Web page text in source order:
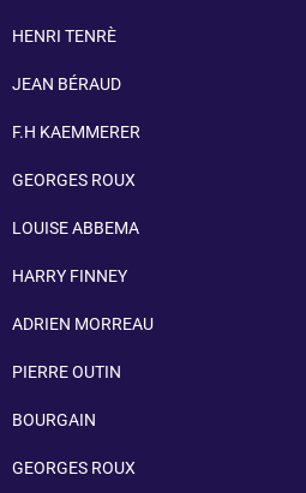
HENRI TENRÈ
JEAN BÉRAUD
F.H KAEMMERER
GEORGES ROUX
LOUISE ABBEMA
HARRY FINNEY
ADRIEN MORREAU
PIERRE OUTIN
BOURGAIN
GEORGES ROUX